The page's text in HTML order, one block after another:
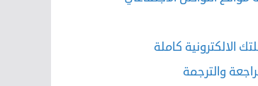
الالكترونية كاملة
والترجمة